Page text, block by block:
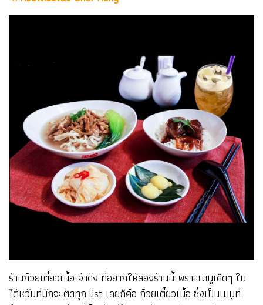
ร้านก๋วยเตี๋ยวเนื้อเจ้าดัง ที่อยากให้ลองร้านนี้เพราะเมนูเด็ดๆ ใน
ไต้หวันที่มักจะติดทุก list เลยก็คือ ก๋วยเตี๋ยวเนื้อ ซึ่งเป็นเมนูที่